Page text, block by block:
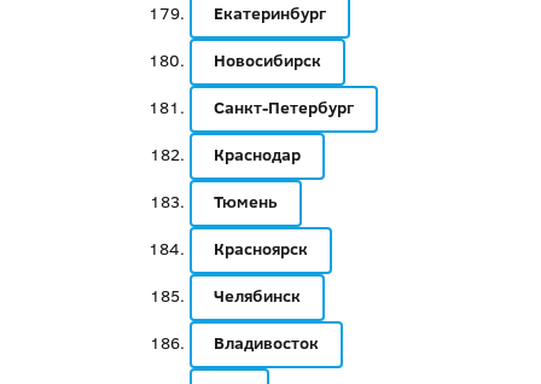
Екатеринбург
Новосибирск
Санкт-Петербург
Краснодар
Тюмень
Красноярск
Челябинск
Владивосток